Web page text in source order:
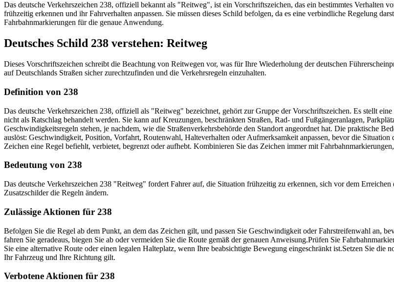
Das deutsche Verkehrszeichen 238, offiziell bekannt als "Reitweg", ist ein Vorschriftszeichen, das ein bestimmtes Verhalten
frühzeitig erkennen und ihr Fahrverhalten anpassen. Sie müssen dieses Schild befolgen, da es eine verbindliche Regelung
Fahrbahnmarkierungen für die genaue Anwendung.
Deutsches Schild 238 verstehen: Reitweg
Dieses Vorschriftszeichen schreibt die Beachtung von Reitwegen vor, was für Ihre Wiederholung der deutschen
auf Deutschlands Straßen sicher zurechtzufinden und die Verkehrsregeln einzuhalten.
Definition von 238
Das deutsche Verkehrszeichen 238, offiziell als "Reitweg" bezeichnet, gehört zur Gruppe der Vorschriftszeichen. Es stellt
nicht als Ratschlag behandelt werden. Sie kann auf Kreuzungen, beschränkten Straßen, Rad- und Fußgängeranlagen,
Geschwindigkeitsregeln stehen, je nachdem, wie die Straßenverkehrsbehörde den Standort angeordnet hat. Die praktische
auslöst: Geschwindigkeit, Position, Vorfahrt, Routenwahl, Halteverhalten oder Aufmerksamkeit anpassen, bevor die
Zeichen eine Regel befiehlt, verbietet, begrenzt oder aufhebt. Kombinieren Sie das Zeichen immer mit
Bedeutung von 238
Das deutsche Verkehrszeichen 238 "Reitweg" fordert Fahrer auf, die Situation frühzeitig zu erkennen, sich vor dem
Zusatzschilder die Regeln ändern.
Zulässige Aktionen für 238
Befolgen Sie die Regel ab dem Punkt, an dem das Zeichen gilt, und passen Sie Geschwindigkeit oder Fahrstreifenwahl an,
fahren Sie geradeaus, biegen Sie ab oder vermeiden Sie die Route gemäß der genauen Anweisung.Prüfen Sie
Sie eine alternative Route oder einen legalen Halteplatz, wenn Ihre beabsichtigte Bewegung eingeschränkt ist.Setzen Sie die
Ihr Fahrzeug und Ihre Richtung gilt.
Verbotene Aktionen für 238